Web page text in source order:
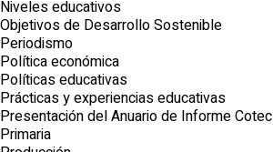
Niveles educativos
Objetivos de Desarrollo Sostenible
Periodismo
Política económica
Políticas educativas
Prácticas y experiencias educativas
Presentación del Anuario de Informe Cotec
Primaria